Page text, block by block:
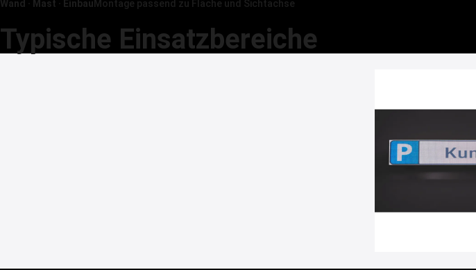
Wand · Mast · Einbau Montage passend zu Fläche und Sichtachse
Typische Einsatzbereiche